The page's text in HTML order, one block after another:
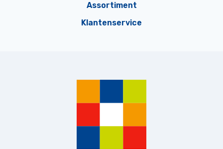
Assortiment
Klantenservice